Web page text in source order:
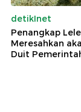
detikInet
Penangkap
Meresahkan
Duit